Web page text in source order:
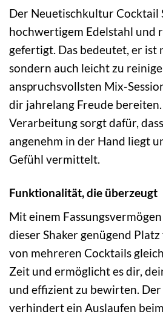
Der Neuetischkultur Cocktail
hochwertigem Edelstahl und
gefertigt. Das bedeutet, er ist
sondern auch leicht zu
anspruchsvollsten Mix-
dir jahrelang Freude
Verarbeitung sorgt dafür,
angenehm in der Hand liegt
Gefühl vermittelt.
Funktionalität, die überzeugt
Mit einem
dieser Shaker genügend
von mehreren Cocktails
Zeit und ermöglicht es dir,
und effizient zu bewirten.
verhindert ein Auslaufen